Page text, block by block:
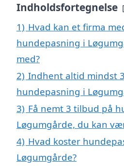
Indholdsfortegnelse
1) Hvad kan et firma
hundepasning i
med?
2) Indhent altid mindst
hundepasning i
3) Få nemt 3 tilbud på
Løgumgårde, du kan
4) Hvad koster
Løgumgårde?